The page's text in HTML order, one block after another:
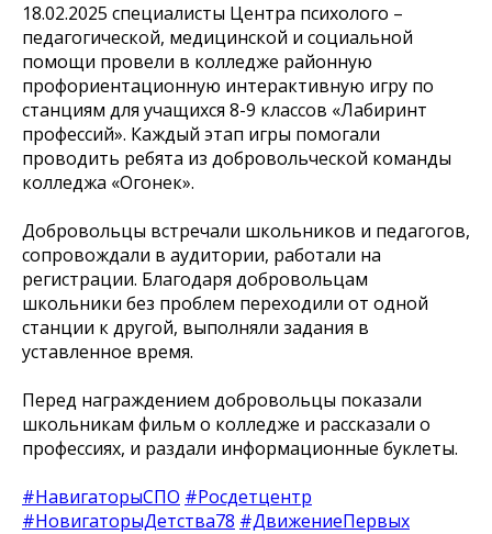
18.02.2025 специалисты Центра психолого –
педагогической, медицинской и социальной
помощи провели в колледже районную
профориентационную интерактивную игру по
станциям для учащихся 8-9 классов «Лабиринт
профессий». Каждый этап игры помогали
проводить ребята из добровольческой команды
колледжа «Огонек».
Добровольцы встречали школьников и педагогов,
сопровождали в аудитории, работали на
регистрации. Благодаря добровольцам
школьники без проблем переходили от одной
станции к другой, выполняли задания в
уставленное время.
Перед награждением добровольцы показали
школьникам фильм о колледже и рассказали о
профессиях, и раздали информационные буклеты.
#НавигаторыСПО #Росдетцентр
#НовигаторыДетства78 #ДвижениеПервых